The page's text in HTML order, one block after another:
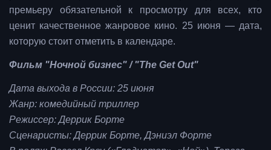
премьеру обязательной к просмотру для всех, кто
ценит качественное жанровое кино. 25 июня — дата,
которую стоит отметить в календаре.
Фильм "Ночной бизнес" / "The Get Out"
Дата выхода в России: 25 июня
Жанр: комедийный триллер
Режиссер: Деррик Борте
Сценаристы: Деррик Борте, Дэниэл Форте